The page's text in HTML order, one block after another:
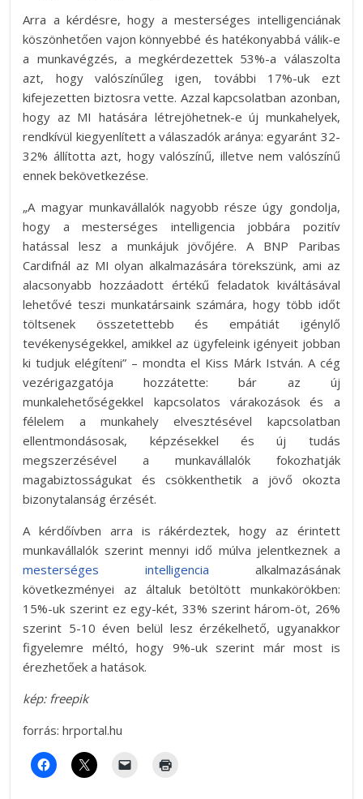
Arra a kérdésre, hogy a mesterséges intelligenciának
köszönhetően vajon könnyebbé és hatékonyabbá válik-e
a munkavégzés, a megkérdezettek 53%-a válaszolta
azt, hogy valószínűleg igen, további 17%-uk ezt
kifejezetten biztosra vette. Azzal kapcsolatban azonban,
hogy az MI hatására létrejöhetnek-e új munkahelyek,
rendkívül kiegyenlített a válaszadók aránya: egyaránt 32-
32% állította azt, hogy valószínű, illetve nem valószínű
ennek bekövetkezése.
„A magyar munkavállalók nagyobb része úgy gondolja,
hogy a mesterséges intelligencia jobbára pozitív
hatással lesz a munkájuk jövőjére. A BNP Paribas
Cardifnál az MI olyan alkalmazására törekszünk, ami az
alacsonyabb hozzáadott értékű feladatok kiváltásával
lehetővé teszi munkatársaink számára, hogy több időt
töltsenek összetettebb és empátiát igénylő
tevékenységekkel, amikkel az ügyfeleink igényeit jobban
ki tudjuk elégíteni” – mondta el Kiss Márk István. A cég
vezérigazgatója hozzátette: bár az új
munkalehetőségekkel kapcsolatos várakozások és a
félelem a munkahely elvesztésével kapcsolatban
ellentmondásosak, képzésekkel és új tudás
megszerzésével a munkavállalók fokozhatják
magabiztosságukat és csökkenthetik a jövő okozta
bizonytalanság érzését.
A kérdőívben arra is rákérdeztek, hogy az érintett
munkavállalók szerint mennyi idő múlva jelentkeznek a
mesterséges intelligencia alkalmazásának
következményei az általuk betöltött munkakörökben:
15%-uk szerint ez egy-két, 33% szerint három-öt, 26%
szerint 5-10 éven belül lesz érzékelhető, ugyanakkor
figyelemre méltó, hogy 9%-uk szerint már most is
érezhetőek a hatások.
kép: freepik
forrás: hrportal.hu